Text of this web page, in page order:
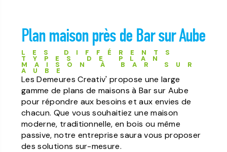
Plan maison près de Bar sur Aube
LES DIFFÉRENTS
TYPES DE PLAN
MAISON À BAR SUR
AUBE
Les Demeures Creativ' propose une large
gamme de plans de maisons à Bar sur Aube
pour répondre aux besoins et aux envies de
chacun. Que vous souhaitiez une maison
moderne, traditionnelle, en bois ou même
passive, notre entreprise saura vous proposer
des solutions sur-mesure.